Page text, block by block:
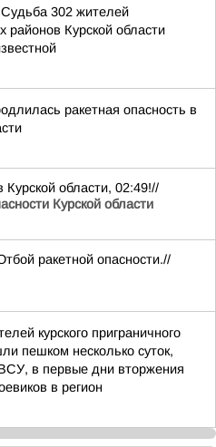
302 жителей
районов Курской области
ракетная опасность в
области, 02:49!//
Курской области
ракетной опасности.//
курского приграничного
пешком несколько суток,
в первые дни вторжения
в регион